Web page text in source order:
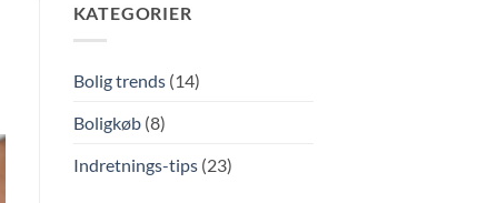
KATEGORIER
Bolig trends(14)
Boligkøb(8)
Indretnings-tips(23)